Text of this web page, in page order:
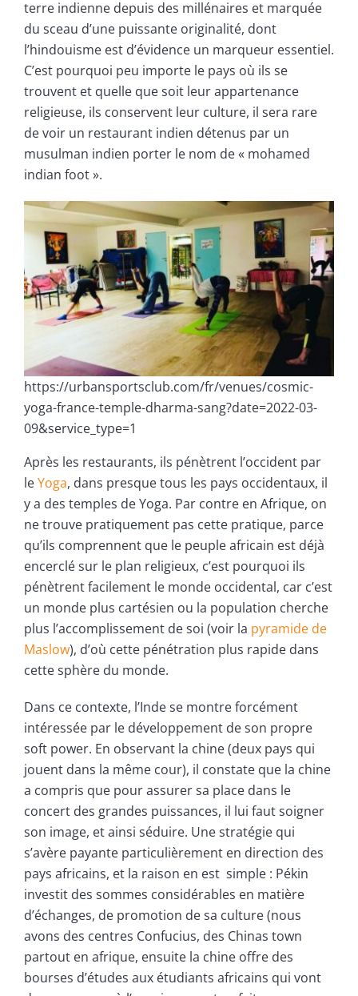
terre indienne depuis des millénaires et marquée
du sceau d’une puissante originalité, dont
l’hindouisme est d’évidence un marqueur essentiel.
C’est pourquoi peu importe le pays où ils se
trouvent et quelle que soit leur appartenance
religieuse, ils conservent leur culture, il sera rare
de voir un restaurant indien détenus par un
musulman indien porter le nom de « mohamed
indian foot ».
https://urbansportsclub.com/fr/venues/cosmic-
yoga-france-temple-dharma-sang?date=2022-03-
09&service_type=1
Après les restaurants, ils pénètrent l’occident par
leYoga, dans presque tous les pays occidentaux, il
y a des temples de Yoga. Par contre en Afrique, on
ne trouve pratiquement pas cette pratique, parce
qu’ils comprennent que le peuple africain est déjà
encerclé sur le plan religieux, c’est pourquoi ils
pénètrent facilement le monde occidental, car c’est
un monde plus cartésien ou la population cherche
plus l’accomplissement de soi (voir la pyramide de
Maslow), d’où cette pénétration plus rapide dans
cette sphère du monde.
Dans ce contexte, l’Inde se montre forcément
intéressée par le développement de son propre
soft power. En observant la chine (deux pays qui
jouent dans la même cour), il constate que la chine
a compris que pour assurer sa place dans le
concert des grandes puissances, il lui faut soigner
son image, et ainsi séduire. Une stratégie qui
s’avère payante particulièrement en direction des
pays africains, et la raison en est simple : Pékin
investit des sommes considérables en matière
d’échanges, de promotion de sa culture (nous
avons des centres Confucius, des Chinas town
partout en afrique, ensuite la chine offre des
bourses d’études aux étudiants africains qui vont